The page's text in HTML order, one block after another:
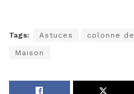
Tags: Astuces colonne
Maison